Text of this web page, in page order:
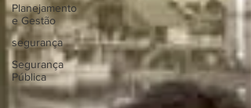
Planejamento
e Gestão
segurança
Segurança
Pública